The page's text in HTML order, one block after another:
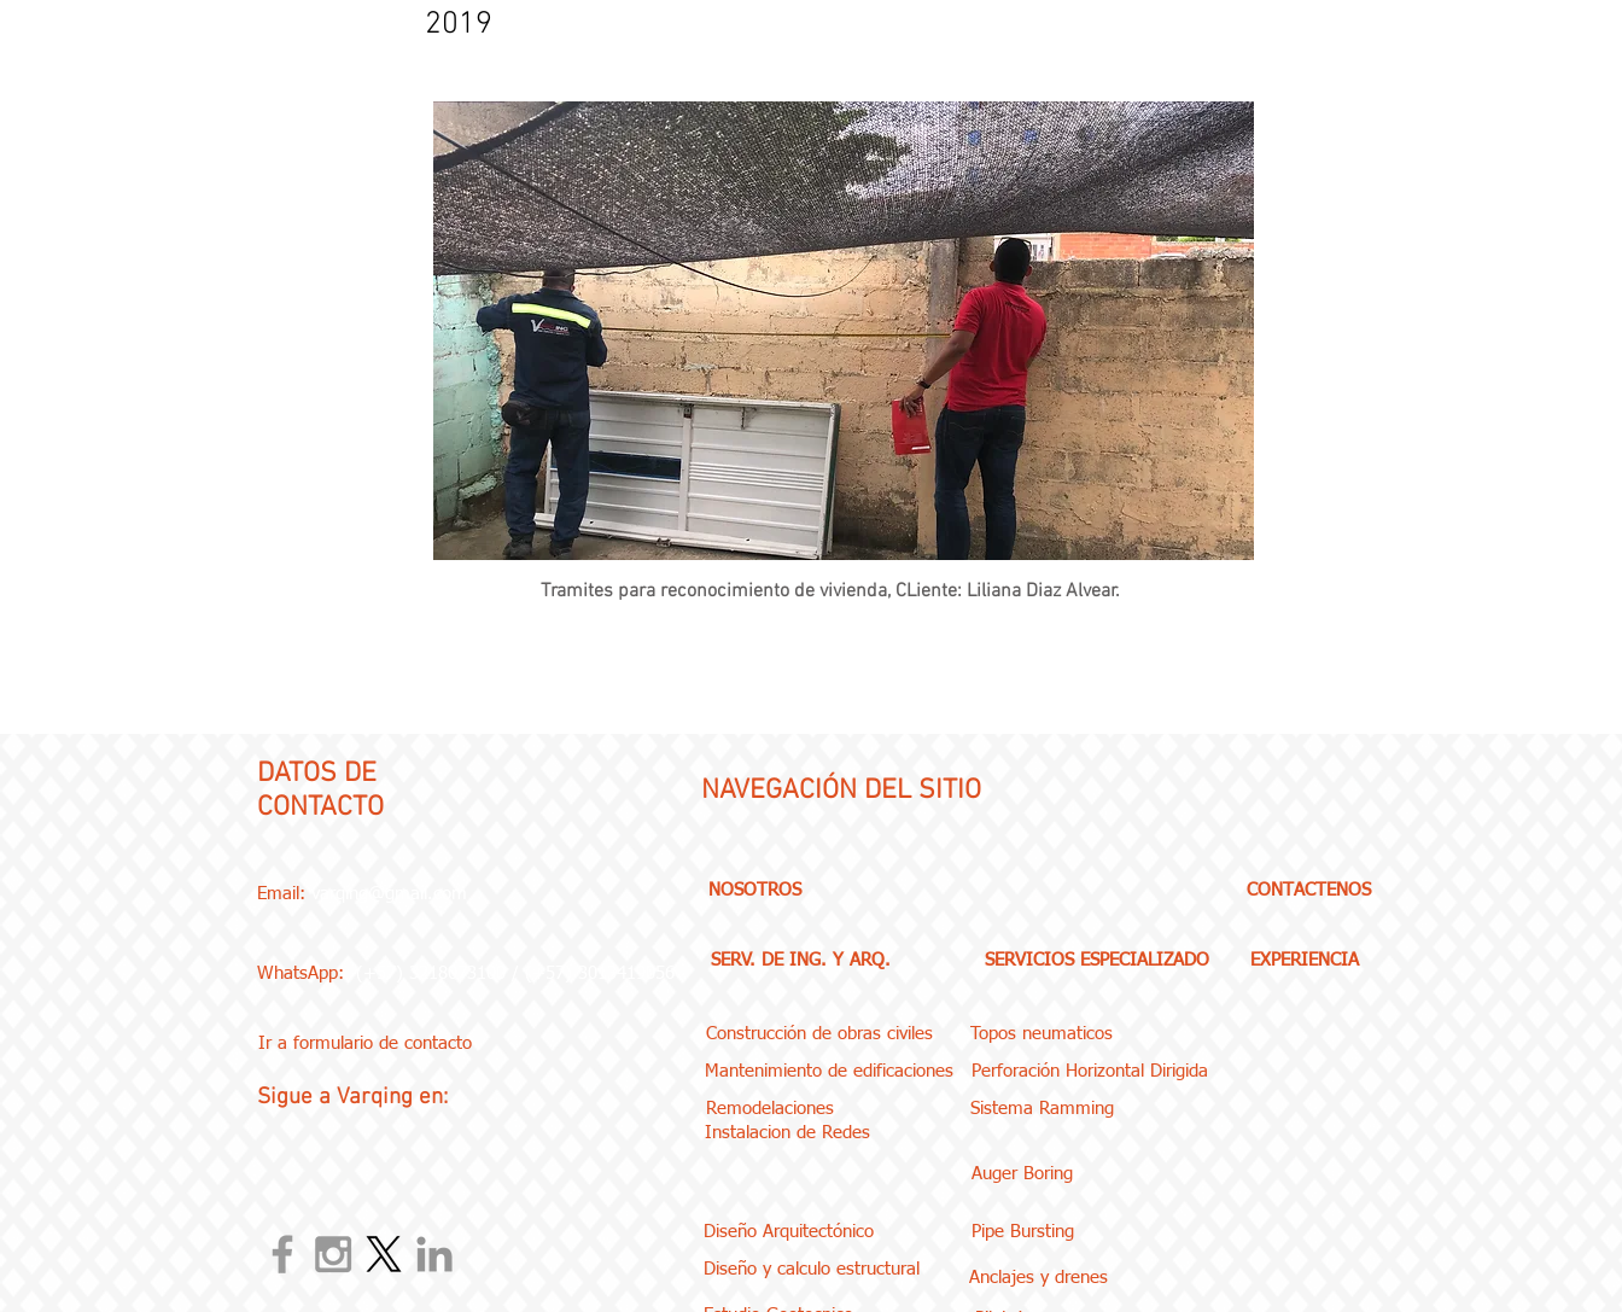
2019
Tramites para reconocimiento de vivienda, CLiente: Liliana Diaz Alvear.
DATOS DE
CONTACTO
Email:
WhatsApp:
Ir a formulario de contacto
Sigue a Varqing en:
NAVEGACIÓN DEL SITIO
NOSOTROS
SERV. DE ING. Y ARQ.
Construcción de obras civiles
Mantenimiento de edificaciones
Remodelaciones
CONTACTENOS
SERVICIOS ESPECIALIZADO EXPERIENCIA
Topos neumaticos
Perforación Horizontal Dirigida
Sistema Ramming
Auger Boring
Diseño Arquitectónico Pipe Bursting
Diseño y calculo estructural Anclajes y drenes
Instalacion de Redes